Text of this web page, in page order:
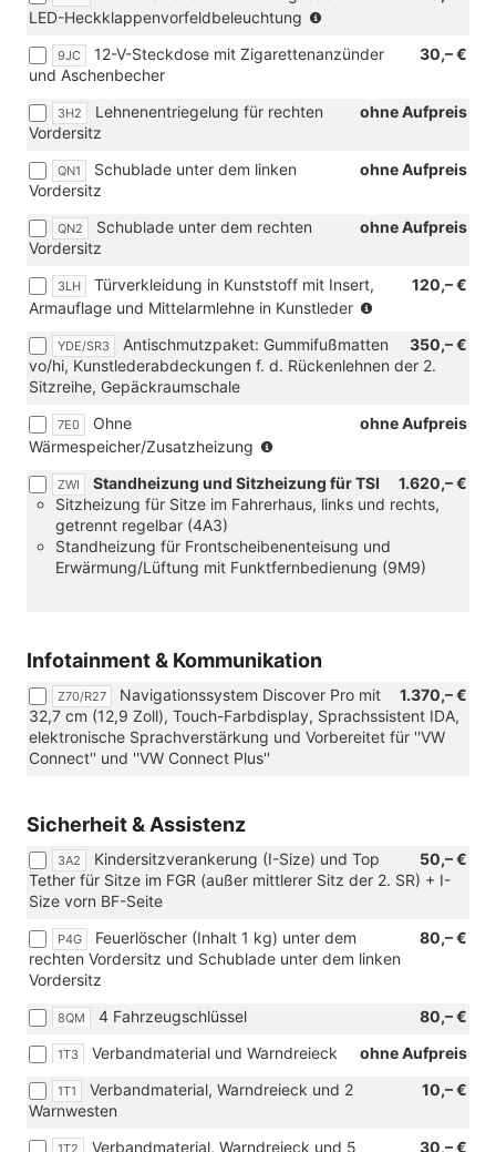
LED-Heckklappenvorfeldbeleuchtung
Verbindung
Heckflügeltüren
Fensterausschnitten,
9JC 30,– €
12-V-Steckdose mit Zigarettenanzünder
und Aschenbecher
3H2 ohne Aufpreis
Lehnenentriegelung für rechten
Vordersitz
QN1 ohne Aufpreis
Schublade unter dem linken
Vordersitz
QN2 ohne Aufpreis
Schublade unter dem rechten
Vordersitz
3LH 120,– €
Türverkleidung in Kunststoff mit Insert,
Armauflage und Mittelarmlehne in Kunstleder
Verbindung
mit
in
Dessin
"Pure
Diamond"
mit
Interieur
Soul/Soul-
YDE/SR3 350,– €
Antischmutzpaket: Gummifußmatten
vo/hi, Kunstlederabdeckungen f. d. Rückenlehnen der 2.
Sitzreihe, Gepäckraumschale
7E0 ohne Aufpreis
Ohne
Wärmespeicher/Zusatzheizung
TDI)
(nur
Verbindung
mit
und
Frontscheibe)
ZWI 1.620,– €
Standheizung und Sitzheizung für TSI
Sitzheizung für Sitze im Fahrerhaus, links und rechts,
getrennt regelbar (4A3)
Standheizung für Frontscheibenenteisung und
Erwärmung/Lüftung mit Funktfernbedienung (9M9)
Infotainment & Kommunikation
Z70/R27 1.370,– €
Navigationssystem Discover Pro mit
32,7 cm (12,9 Zoll), Touch-Farbdisplay, Sprachssistent IDA,
elektronische Sprachverstärkung und Vorbereitet für ''VW
Connect'' und ''VW Connect Plus''
Sicherheit & Assistenz
3A2 50,– €
Kindersitzverankerung (I-Size) und Top
Tether für Sitze im FGR (außer mittlerer Sitz der 2. SR) + I-
Size vorn BF-Seite
P4G 80,– €
Feuerlöscher (Inhalt 1 kg) unter dem
rechten Vordersitz und Schublade unter dem linken
Vordersitz
8QM 80,– €
4 Fahrzeugschlüssel
1T3 ohne Aufpreis
Verbandmaterial und Warndreieck
1T1 10,– €
Verbandmaterial, Warndreieck und 2
Warnwesten
1T2 30,– €
Verbandmaterial, Warndreieck und 5